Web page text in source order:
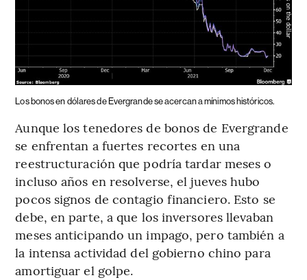
Los bonos en dólares de Evergrande se acercan a mínimos históricos.
Aunque los tenedores de bonos de Evergrande
se enfrentan a fuertes recortes en una
reestructuración que podría tardar meses o
incluso años en resolverse, el jueves hubo
pocos signos de contagio financiero. Esto se
debe, en parte, a que los inversores llevaban
meses anticipando un impago, pero también a
la intensa actividad del gobierno chino para
amortiguar el golpe.